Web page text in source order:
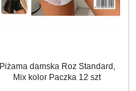
Piżama damska Roz Standard,
Mix kolor Paczka 12 szt